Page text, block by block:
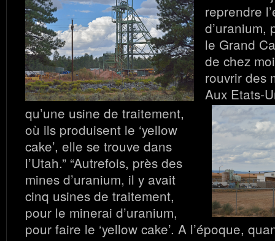
reprendre
d’uranium,
le Grand
de chez
rouvrir des
Aux Etats-
qu’une usine de traitement,
où ils produisent le ‘yellow
cake’, elle se trouve dans
l’Utah.” “Autrefois, près des
mines d’uranium, il y avait
cinq usines de traitement,
pour le minerai d’uranium,
pour faire le ‘yellow cake’. A l’époque,